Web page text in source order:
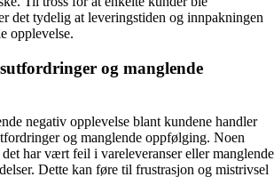
det tydelig at leveringstiden og innpakningen
opplevelse.
og manglende
negativ opplevelse blant kundene handler
og manglende oppfølging. Noen
har vært feil i vareleveranser eller manglende
Dette kan føre til frustrasjon og mistrivsel